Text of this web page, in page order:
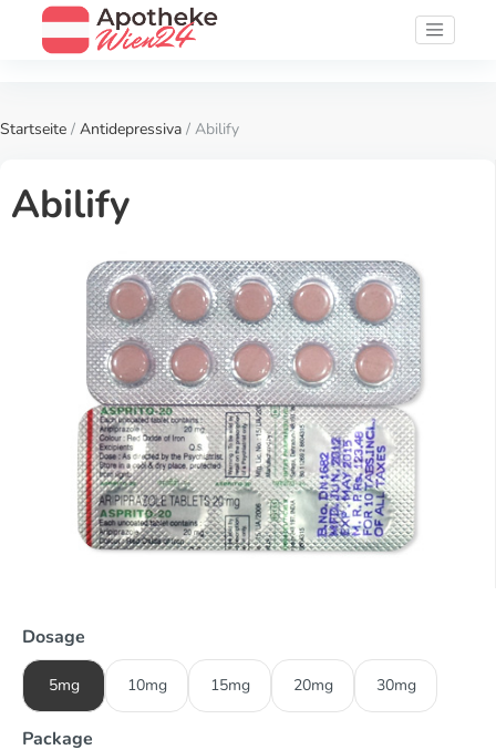
Startseite / Antidepressiva / Abilify
Abilify
Dosage
5mg 10mg 15mg 20mg 30mg
Package